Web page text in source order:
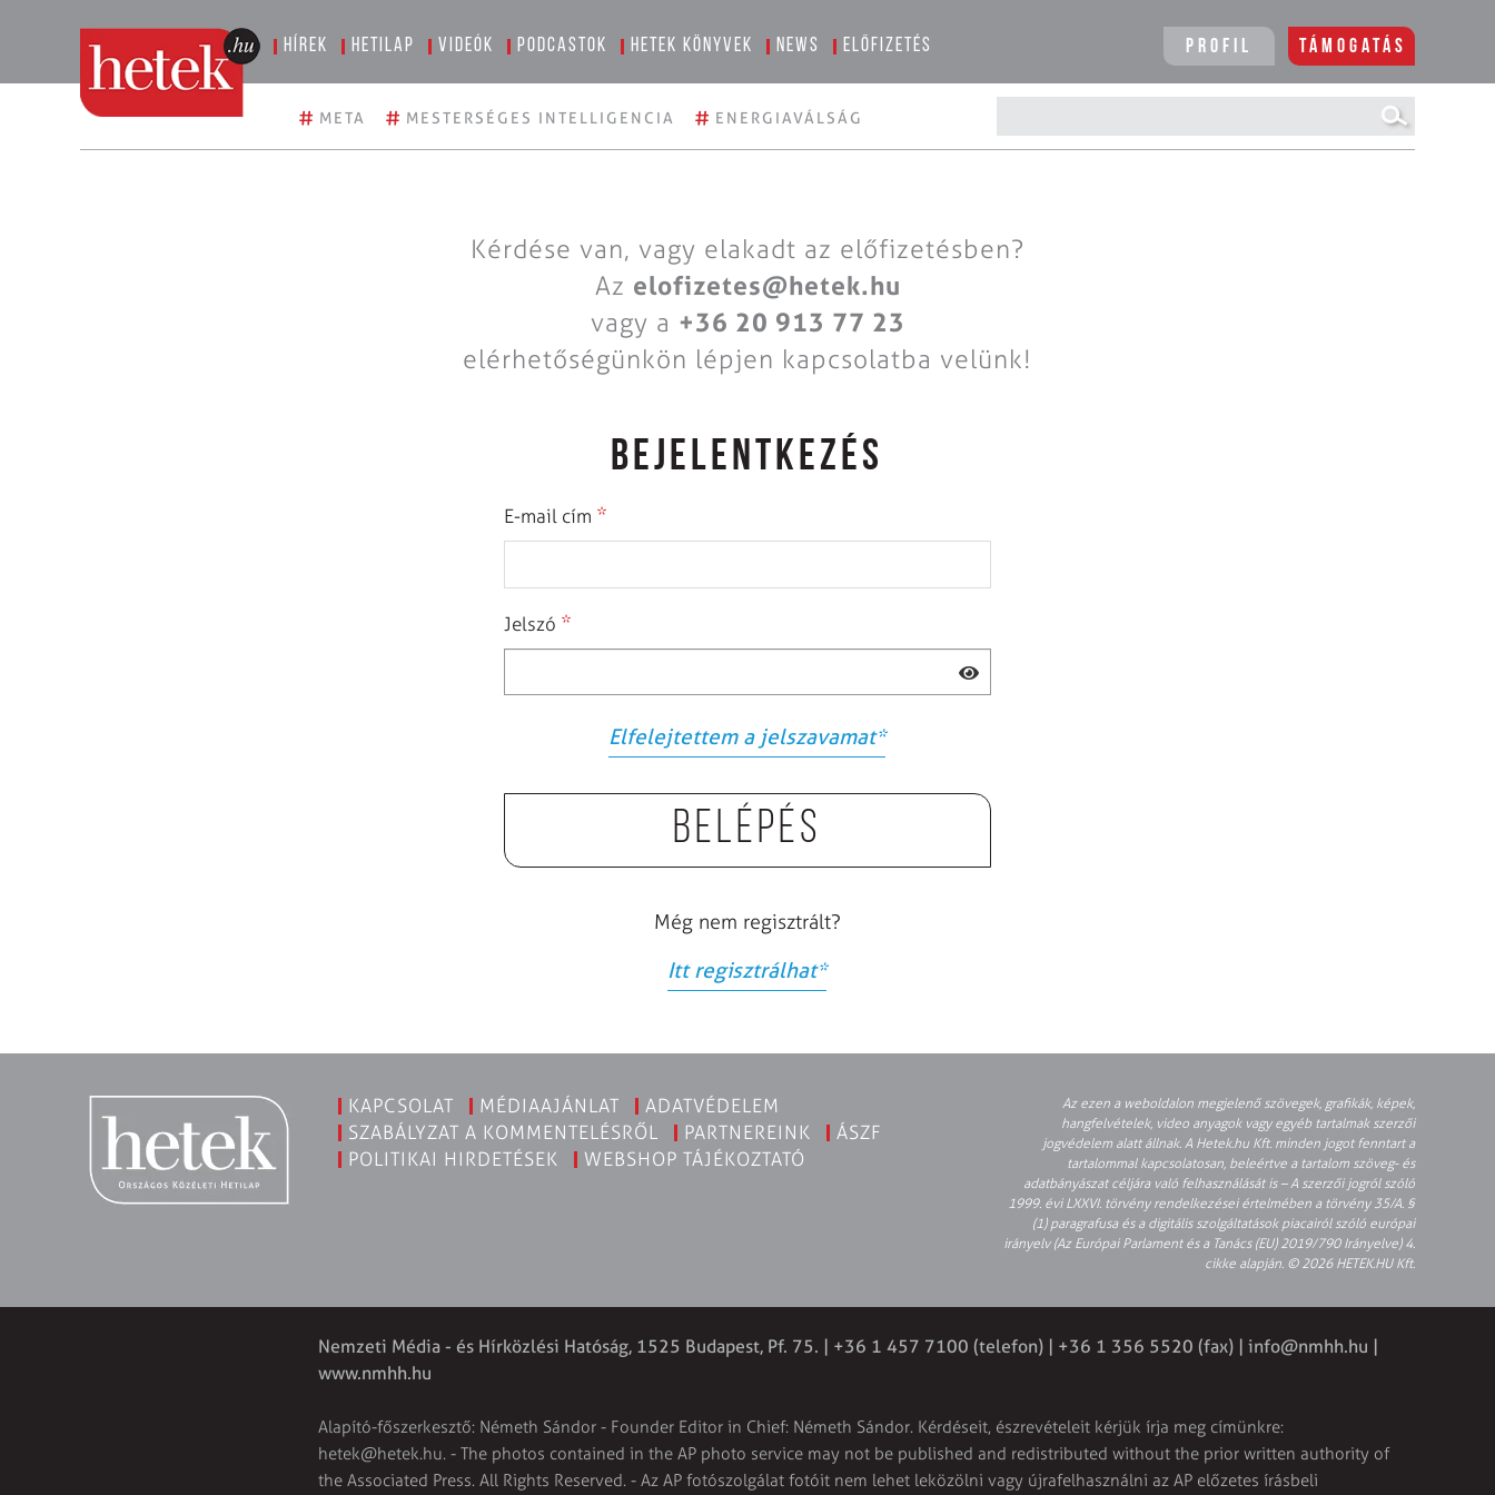
Hírek Hetilap Videók Podcastok Hetek könyvek News Előfizetés Profil Támogatás
# META # MESTERSÉGES INTELLIGENCIA # ENERGIAVÁLSÁG
Kérdése van, vagy elakadt az előfizetésben?
Az elofizetes@hetek.hu
vagy a +36 20 913 77 23
elérhetőségünkön lépjen kapcsolatba velünk!
BEJELENTKEZÉS
E-mail cím *
Jelszó *
Elfelejtettem a jelszavamat*
Belépés
Még nem regisztrált?
Itt regisztrálhat*
KAPCSOLAT MÉDIAAJÁNLAT
ADATVÉDELEM
SZABÁLYZAT A KOMMENTELÉSRŐL
PARTNEREINK
ÁSZF
POLITIKAI HIRDETÉSEK
WEBSHOP TÁJÉKOZTATÓ
Az ezen a weboldalon megjelenő szövegek, grafikák, képek,
hangfelvételek, video anyagok vagy egyéb tartalmak szerzői
jogvédelem alatt állnak. A Hetek.hu Kft. minden jogot fenntart a
tartalommal kapcsolatosan, beleértve a tartalom szöveg- és
adatbányászat céljára való felhasználását is – A szerzői jogról szóló
1999. évi LXXVI. törvény rendelkezései értelmében a törvény 35/A. §
(1) paragrafusa és a digitális szolgáltatások piacairól szóló európai
irányelv (Az Európai Parlament és a Tanács (EU) 2019/790 Irányelve) 4.
cikke alapján. © 2026 HETEK.HU Kft.
Nemzeti Média - és Hírközlési Hatóság, 1525 Budapest, Pf. 75. | +36 1 457 7100 (telefon) | +36 1 356 5520 (fax) | info@nmhh.hu |
www.nmhh.hu
Alapító-főszerkesztő: Németh Sándor - Founder Editor in Chief: Németh Sándor. Kérdéseit, észrevételeit kérjük írja meg címünkre:
hetek@hetek.hu. - The photos contained in the AP photo service may not be published and redistributed without the prior written authority of
the Associated Press. All Rights Reserved. - Az AP fotószolgálat fotóit nem lehet leközölni vagy újrafelhasználni az AP előzetes írásbeli